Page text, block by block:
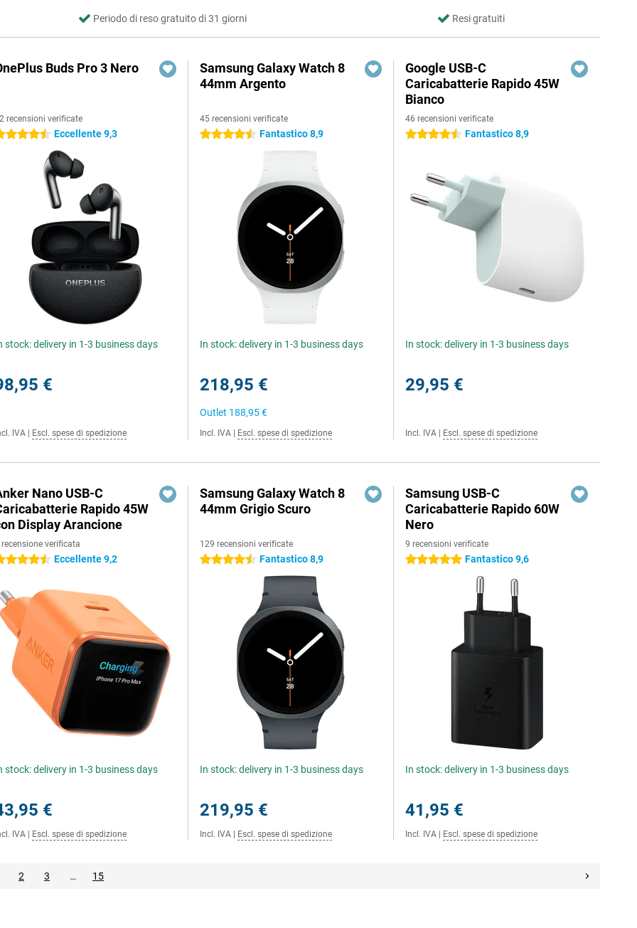
Periodo di reso gratuito di 31 giorni Resi gratuiti
Buds Pro 3 Nero
recensioni verificate
stelle Eccellente 9,3
stock: delivery in 1-3 business days
€
IVA Escl. spese di spedizione
Samsung Galaxy Watch 8
44mm Argento
45 recensioni verificate
4.5 stelle Fantastico 8,9
In stock: delivery in 1-3 business days
218,95 €
Outlet 188,95 €
Incl. IVA Escl. spese di spedizione
Google USB-C
Caricabatterie Rapido 45W
Bianco
46 recensioni verificate
4.5 stelle Fantastico 8,9
In stock: delivery in 1-3 business days
29,95 €
Incl. IVA Escl. spese di spedizione
Nano USB-C
Rapido 45W
Display Arancione
verificata
stelle Eccellente 9,2
stock: delivery in 1-3 business days
€
IVA Escl. spese di spedizione
Samsung Galaxy Watch 8
44mm Grigio Scuro
129 recensioni verificate
4.5 stelle Fantastico 8,9
In stock: delivery in 1-3 business days
219,95 €
Incl. IVA Escl. spese di spedizione
Samsung USB-C
Caricabatterie Rapido 60W
Nero
9 recensioni verificate
5 stelle Fantastico 9,6
In stock: delivery in 1-3 business days
41,95 €
Incl. IVA Escl. spese di spedizione
2 3 … 15